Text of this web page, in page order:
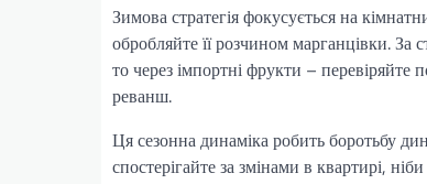
Зимова стратегія фокусується на
обробляйте її розчином марганцівки.
то через імпортні фрукти –
реванш.
Ця сезонна динаміка робить боротьбу
спостерігайте за змінами в квартирі,